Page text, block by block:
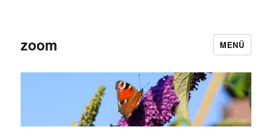
zoom MENÜ